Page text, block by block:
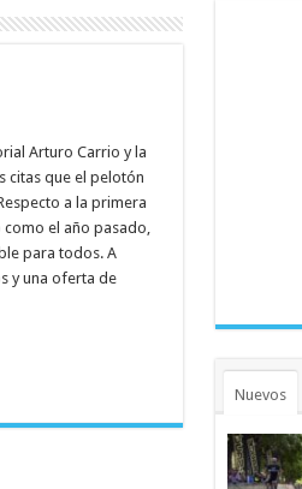
Arturo Carrio y la
citas que el pelotón
a la primera
el año pasado,
para todos. A
y una oferta de
Nuevos